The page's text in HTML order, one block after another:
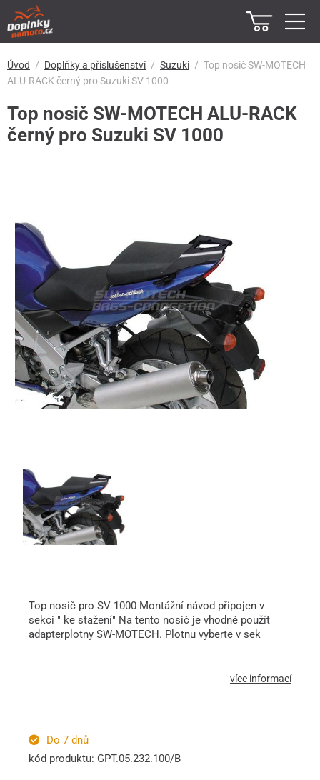
Úvod Doplňky a příslušenství Suzuki
Top nosič SW-MOTECH
ALU-RACK černý pro Suzuki SV 1000
Top nosič SW-MOTECH ALU-RACK
černý pro Suzuki SV 1000
Top nosič pro SV 1000 Montážní návod připojen v
sekci " ke stažení" Na tento nosič je vhodné použít
adapterplotny SW-MOTECH. Plotnu vyberte v sek
více informací
Do 7 dnů
kód produktu: GPT.05.232.100/B